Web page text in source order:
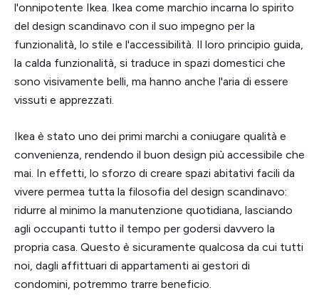
l'onnipotente Ikea. Ikea come marchio incarna lo spirito
del design scandinavo con il suo impegno per la
funzionalità, lo stile e l'accessibilità. Il loro principio guida,
la calda funzionalità, si traduce in spazi domestici che
sono visivamente belli, ma hanno anche l'aria di essere
vissuti e apprezzati.
Ikea è stato uno dei primi marchi a coniugare qualità e
convenienza, rendendo il buon design più accessibile che
mai. In effetti, lo sforzo di creare spazi abitativi facili da
vivere permea tutta la filosofia del design scandinavo:
ridurre al minimo la manutenzione quotidiana, lasciando
agli occupanti tutto il tempo per godersi davvero la
propria casa. Questo è sicuramente qualcosa da cui tutti
noi, dagli affittuari di appartamenti ai gestori di
condomini, potremmo trarre beneficio.